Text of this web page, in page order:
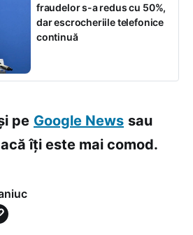
fraudelor s-a redus cu 50%,
dar escrocheriile telefonice
continuă
pe Google News sau
îți este mai comod.